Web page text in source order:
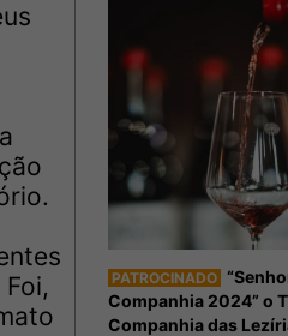
PATROCINADO
Companhia 2024” o
Companhia das